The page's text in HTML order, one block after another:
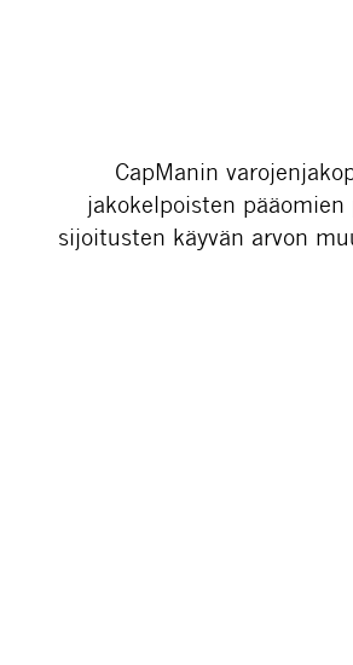
CapManin
jakokelpoisten
sijoitusten käyvän arvon